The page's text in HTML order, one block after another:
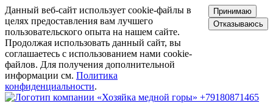
Данный веб-сайт использует cookie-файлы в
целях предоставления вам лучшего
пользовательского опыта на нашем сайте.
Продолжая использовать данный сайт, вы
соглашаетесь с использованием нами cookie-
файлов. Для получения дополнительной
информации см. Политика
конфиденциальности.
Принимаю
Отказываюсь
+79180871465